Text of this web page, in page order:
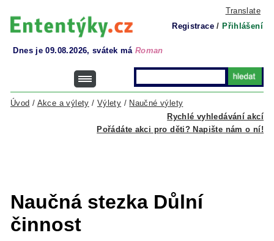
Translate
Registrace / Přihlášení
Dnes je 09.08.2026, svátek má Roman
Rychlé vyhledávání akcí
Úvod / Akce a výlety / Výlety / Naučné výlety
Pořádáte akci pro děti? Napište nám o ní!
Naučná stezka Důlní
činnost